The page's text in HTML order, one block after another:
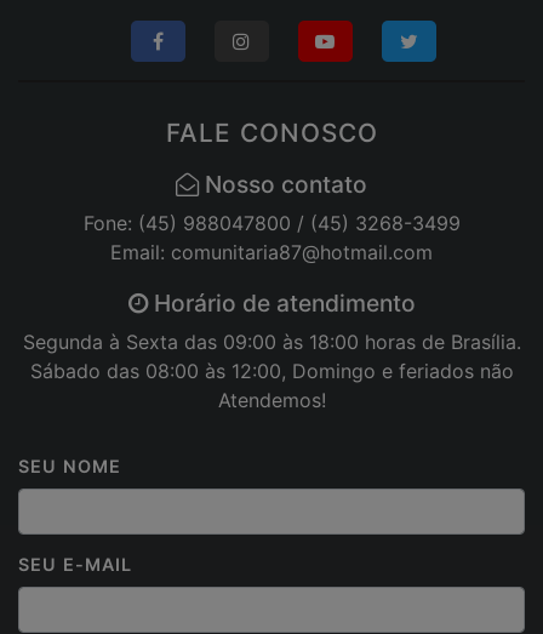
que a população
atendimentos
remotos
Premiada do
Santa...
FALE CONOSCO
Nosso contato
Fone: (45) 988047800 / (45) 3268-3499
Email: comunitaria87@hotmail.com
Horário de atendimento
Segunda à Sexta das 09:00 às 18:00 horas de Brasília.
Sábado das 08:00 às 12:00, Domingo e feriados não
Atendemos!
SEU NOME
SEU E-MAIL